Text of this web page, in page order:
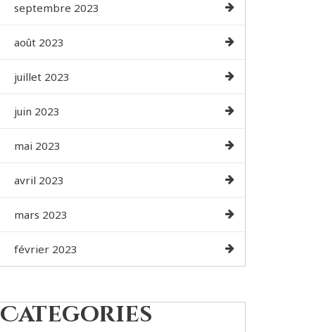
septembre 2023
août 2023
juillet 2023
juin 2023
mai 2023
avril 2023
mars 2023
février 2023
Categories